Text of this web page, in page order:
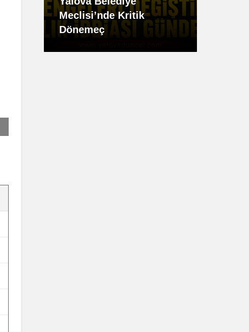
Yalova Belediye
Meclisi’nde Kritik
Dönemeç